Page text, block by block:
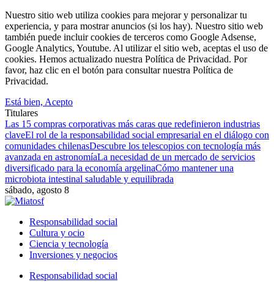
Nuestro sitio web utiliza cookies para mejorar y personalizar tu
experiencia, y para mostrar anuncios (si los hay). Nuestro sitio web
también puede incluir cookies de terceros como Google Adsense,
Google Analytics, Youtube. Al utilizar el sitio web, aceptas el uso de
cookies. Hemos actualizado nuestra Política de Privacidad. Por
favor, haz clic en el botón para consultar nuestra Política de
Privacidad.
Está bien, Acepto
Titulares
Las 15 compras corporativas más caras que redefinieron industrias
claveEl rol de la responsabilidad social empresarial en el diálogo con
comunidades chilenasDescubre los telescopios con tecnología más
avanzada en astronomíaLa necesidad de un mercado de servicios
diversificado para la economía argelinaCómo mantener una
microbiota intestinal saludable y equilibrada
sábado, agosto 8
Responsabilidad social
Cultura y ocio
Ciencia y tecnología
Inversiones y negocios
Responsabilidad social